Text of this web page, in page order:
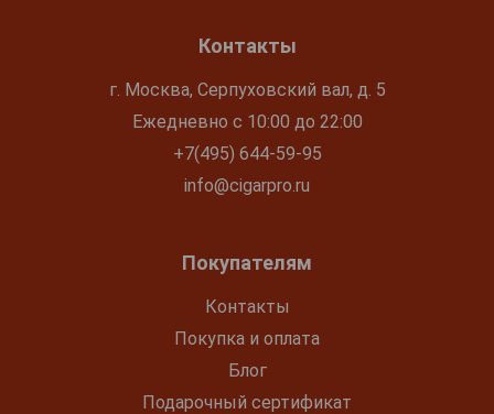
Контакты
г. Москва, Серпуховский вал, д. 5
Ежедневно с 10:00 до 22:00
+7(495) 644-59-95
info@cigarpro.ru
Покупателям
Контакты
Покупка и оплата
Блог
Подарочный сертификат